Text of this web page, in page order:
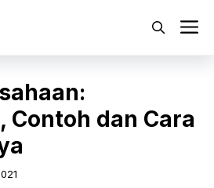
Contoh dan Cara